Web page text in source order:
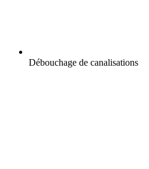
Débouchage de canalisations